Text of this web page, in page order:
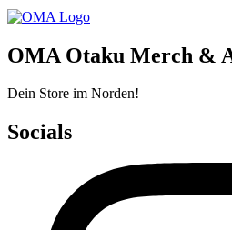
OMA Otaku Merch &
Dein Store im Norden!
Socials